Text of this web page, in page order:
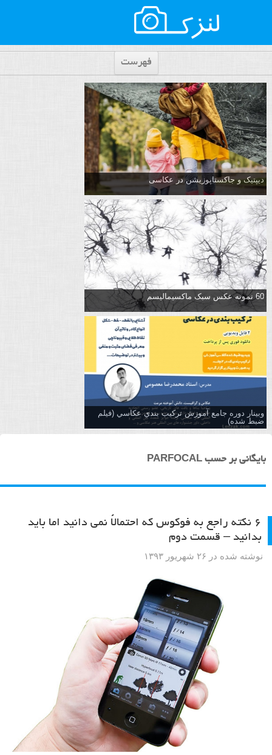
فهرست
دیپتیک و جاکستا‌پوزیشن در عکاسی
60 نمونه عکس سبک ماکسیمالیسم
وبینار دوره جامع آموزش تركيب بندي عكاسي (فیلم
ضبط شده)
بایگانی بر حسب PARFOCAL
۶ نکته راجع به فوکوس که احتمالاً نمی دانید اما باید
بدانید – قسمت دوم
نوشته شده در ۲۶ شهریور ۱۳۹۳